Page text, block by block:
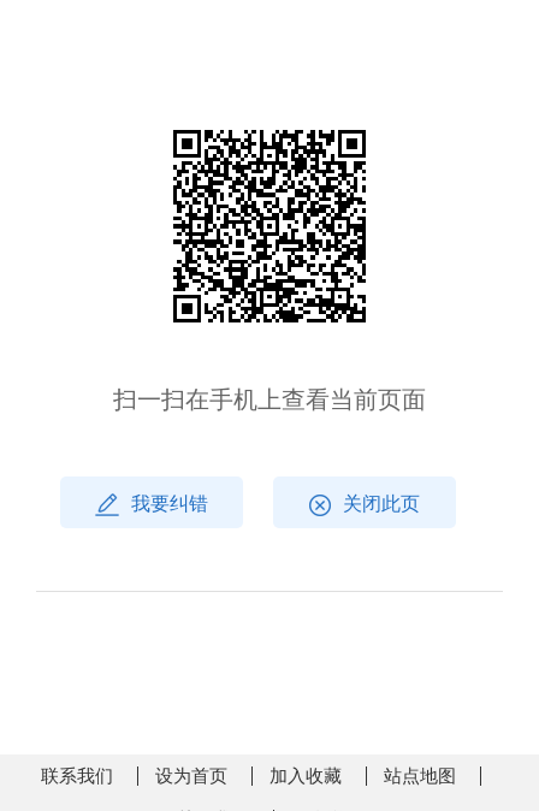
扫一扫在手机上查看当前页面
我要纠错 关闭此页
联系我们 设为首页 加入收藏 站点地图